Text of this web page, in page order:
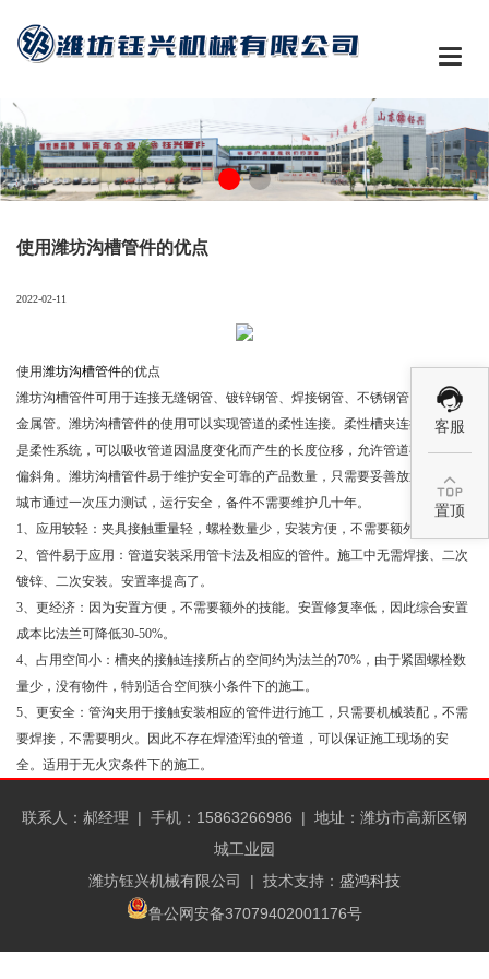

客服

置顶
使用潍坊沟槽管件的优点
2022-02-11
使用潍坊沟槽管件的优点
潍坊沟槽管件可用于连接无缝钢管、镀锌钢管、焊接钢管、不锈钢管、铜管等
金属管。潍坊沟槽管件的使用可以实现管道的柔性连接。柔性槽夹连接的管道
是柔性系统，可以吸收管道因温度变化而产生的长度位移，允许管道有一定的
偏斜角。潍坊沟槽管件易于维护安全可靠的产品数量，只需要妥善放置，管道
城市通过一次压力测试，运行安全，备件不需要维护几十年。
1、应用较轻：夹具接触重量轻，螺栓数量少，安装方便，不需要额外的技能。
2、管件易于应用：管道安装采用管卡法及相应的管件。施工中无需焊接、二次
镀锌、二次安装。安置率提高了。
3、更经济：因为安置方便，不需要额外的技能。安置修复率低，因此综合安置
成本比法兰可降低30-50%。
4、占用空间小：槽夹的接触连接所占的空间约为法兰的70%，由于紧固螺栓数
量少，没有物件，特别适合空间狭小条件下的施工。
5、更安全：管沟夹用于接触安装相应的管件进行施工，只需要机械装配，不需
要焊接，不需要明火。因此不存在焊渣浑浊的管道，可以保证施工现场的安
全。适用于无火灾条件下的施工。
联系人：郝经理 | 手机：15863266986 | 地址：潍坊市高新区钢
城工业园
潍坊钰兴机械有限公司
| 技术支持： 盛鸿科技
鲁公网安备37079402001176号